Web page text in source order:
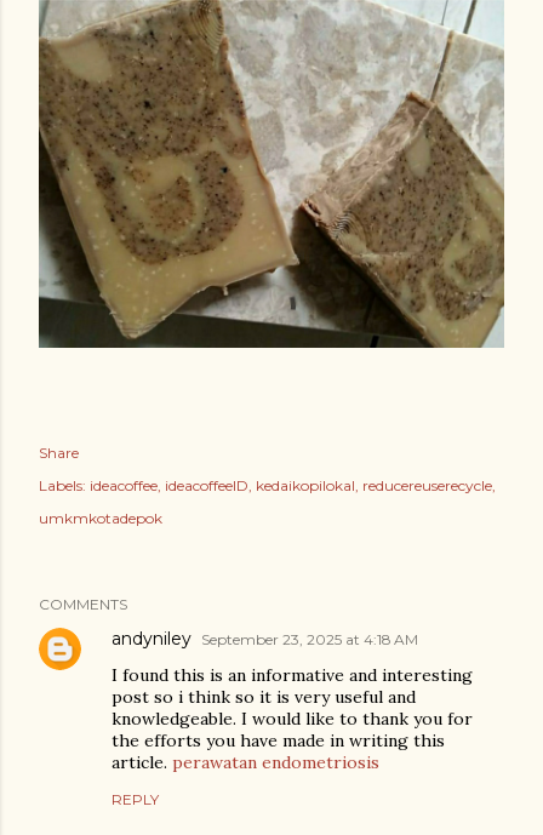
Share
Labels: ideacoffee ideacoffeeID kedaikopilokal reducereuserecycle
umkmkotadepok
COMMENTS
andyniley September 23, 2025 at 4:18 AM
I found this is an informative and interesting
post so i think so it is very useful and
knowledgeable. I would like to thank you for
the efforts you have made in writing this
article. perawatan endometriosis
REPLY